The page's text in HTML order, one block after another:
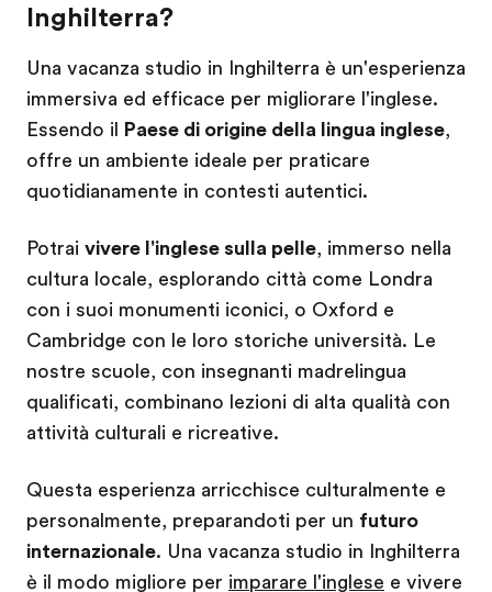
Inghilterra?
Una vacanza studio in Inghilterra è un'esperienza
immersiva ed efficace per migliorare l'inglese.
Essendo il Paese di origine della lingua inglese,
offre un ambiente ideale per praticare
quotidianamente in contesti autentici.
Potrai vivere l'inglese sulla pelle, immerso nella
cultura locale, esplorando città come Londra
con i suoi monumenti iconici, o Oxford e
Cambridge con le loro storiche università. Le
nostre scuole, con insegnanti madrelingua
qualificati, combinano lezioni di alta qualità con
attività culturali e ricreative.
Questa esperienza arricchisce culturalmente e
personalmente, preparandoti per un futuro
internazionale. Una vacanza studio in Inghilterra
è il modo migliore per imparare l'inglese e vivere